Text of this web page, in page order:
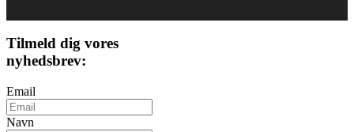
Tilmeld dig vores
nyhedsbrev:
Email
Navn